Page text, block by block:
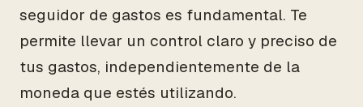
seguidor de gastos es fundamental. Te
permite llevar un control claro y preciso de
tus gastos, independientemente de la
moneda que estés utilizando.